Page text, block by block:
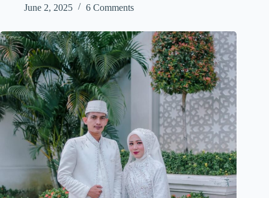
June 2, 2025
6 Comments